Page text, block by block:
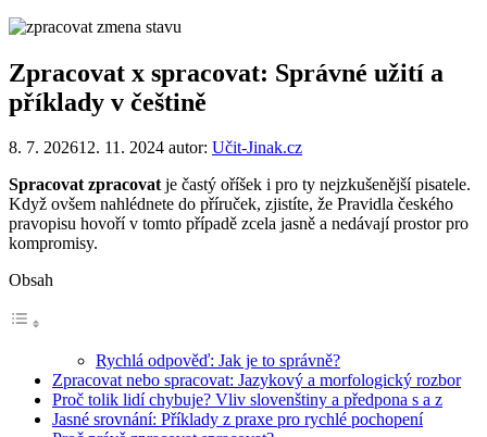
Zpracovat x spracovat: Správné užití a
příklady v češtině
8. 7. 202612. 11. 2024 autor: Učit-Jinak.cz
Spracovat zpracovatje častý oříšek i pro ty nejzkušenější pisatele.
Když ovšem nahlédnete do příruček, zjistíte, že Pravidla českého
pravopisu hovoří v tomto případě zcela jasně a nedávají prostor pro
kompromisy.
Obsah
Rychlá odpověď: Jak je to správně?
Zpracovat nebo spracovat: Jazykový a morfologický rozbor
Proč tolik lidí chybuje? Vliv slovenštiny a předpona s a z
Jasné srovnání: Příklady z praxe pro rychlé pochopení